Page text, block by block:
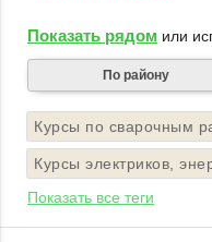
Показать рядом или
По району
Курсы по сварочным
Курсы электриков,
Показать все теги